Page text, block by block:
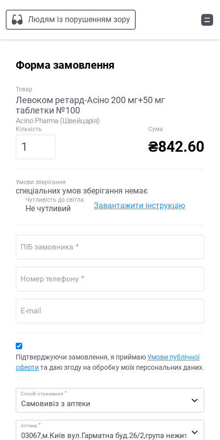
Людям із порушенням зору
Форма замовлення
Товар
Левоком ретард-Асіно 200 мг+50 мг
таблетки №100
Acino Pharma (Швейцарія)
Кількість Сума
₴842.60
Умови зберігання
спеціальних умов зберігання немає
Чутливість до світла
Не чутливий Завантажити інструкцію
ПІБ замовника *
Номер телефону *
E-mail
Підтверджуючи замовлення, я приймаюУмови публічної
оферти та даю згоду на обробку моїх персональних даних.
Спосіб отримання *
Аптека *